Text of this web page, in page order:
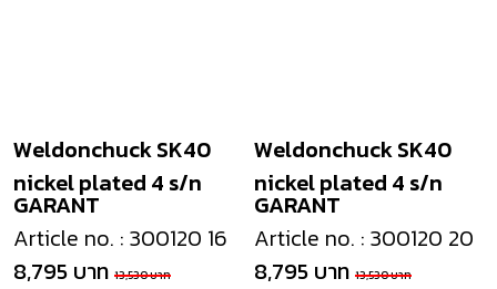
GARANT
Weldonchuck SK40
nickel plated 4 s/n
Article no. : 300120 16
8,795 บาท 13,530 บาท
GARANT
Weldonchuck SK40
nickel plated 4 s/n
Article no. : 300120 20
8,795 บาท 13,530 บาท